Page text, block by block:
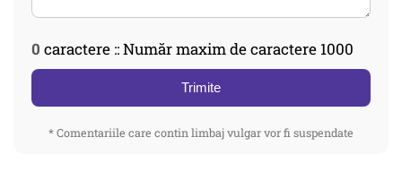
0 caractere :: Număr maxim de caractere 1000
Trimite
* Comentariile care contin limbaj vulgar vor fi suspendate